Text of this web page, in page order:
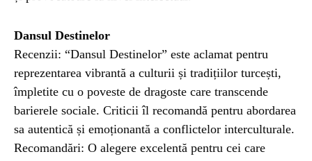
Dansul Destinelor
Recenzii: “Dansul Destinelor” este aclamat pentru
reprezentarea vibrantă a culturii și tradițiilor turcești,
împletite cu o poveste de dragoste care transcende
barierele sociale. Criticii îl recomandă pentru abordarea
sa autentică și emoționantă a conflictelor interculturale.
Recomandări: O alegere excelentă pentru cei care